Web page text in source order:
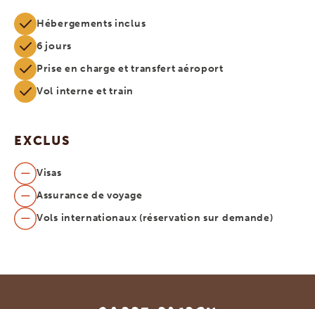
Hébergements inclus
6 jours
Prise en charge et transfert aéroport
Vol interne et train
EXCLUS
Visas
Assurance de voyage
Vols internationaux (réservation sur demande)